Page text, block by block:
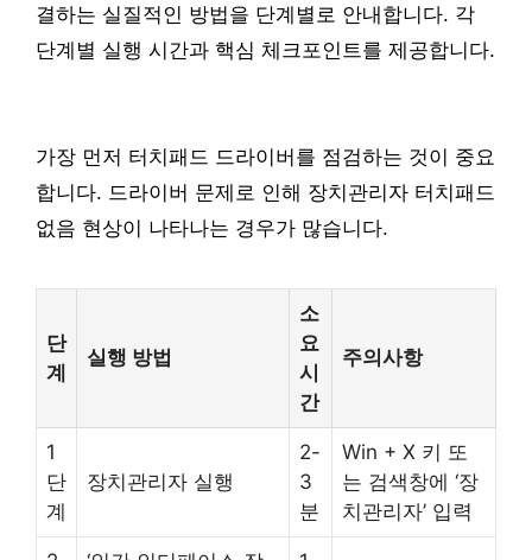
결하는 실질적인 방법을 단계별로 안내합니다. 각
단계별 실행 시간과 핵심 체크포인트를 제공합니다.
가장 먼저 터치패드 드라이버를 점검하는 것이 중요
합니다. 드라이버 문제로 인해 장치관리자 터치패드
없음 현상이 나타나는 경우가 많습니다.
단
계
실행 방법
소
요
시
간
주의사항
1
단
계
장치관리자 실행
2-
3
분
Win + X 키 또
는 검색창에 ‘장
치관리자’ 입력